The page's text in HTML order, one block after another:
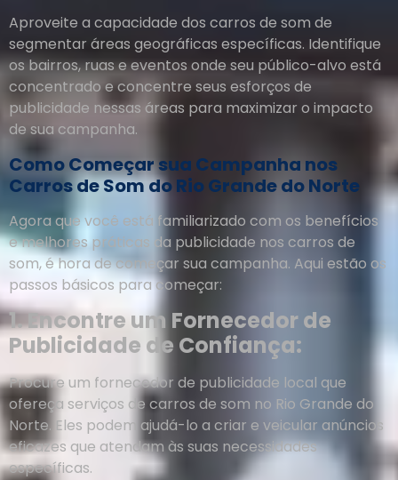
Aproveite a capacidade dos carros de som de
segmentar áreas geográficas específicas. Identifique
os bairros, ruas e eventos onde seu público-alvo está
concentrado e concentre seus esforços de
publicidade nessas áreas para maximizar o impacto
de sua campanha.
Como Começar sua Campanha nos
Carros de Som do Rio Grande do Norte
Agora que você está familiarizado com os benefícios
e melhores práticas da publicidade nos carros de
som, é hora de começar sua campanha. Aqui estão os
passos básicos para começar:
1. Encontre um Fornecedor de
Publicidade de Confiança:
Procure um fornecedor de publicidade local que
ofereça serviços de carros de som no Rio Grande do
Norte. Eles podem ajudá-lo a criar e veicular anúncios
eficazes que atendam às suas necessidades
específicas.